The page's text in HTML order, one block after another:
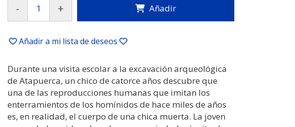
- + Añadir
Añadir a mi lista de deseos
Durante una visita escolar a la excavación arqueológica
de Atapuerca, un chico de catorce años descubre que
una de las reproducciones humanas que imitan los
enterramientos de los homínidos de hace miles de años
es, en realidad, el cuerpo de una chica muerta. La joven